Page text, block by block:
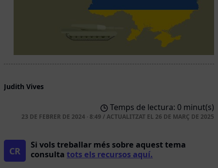
Judith Vives
Temps de lectura: 0 minut(s)
23 DE FEBRER DE 2024 · 8:49 /ACTUALITZAT EL 26 DE MARÇ DE 2025
CR
Si vols treballar més sobre aquest tema
consulta tots els recursos aquí.